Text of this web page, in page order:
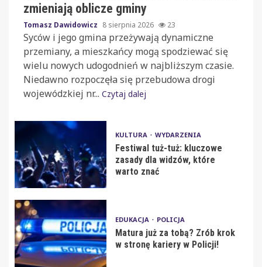
zmieniają oblicze gminy
Tomasz Dawidowicz 8 sierpnia 2026 23
Syców i jego gmina przeżywają dynamiczne
przemiany, a mieszkańcy mogą spodziewać się
wielu nowych udogodnień w najbliższym czasie.
Niedawno rozpoczęła się przebudowa drogi
wojewódzkiej nr... Czytaj dalej
KULTURA WYDARZENIA
Festiwal tuż-tuż: kluczowe
zasady dla widzów, które
warto znać
EDUKACJA POLICJA
Matura już za tobą? Zrób krok
w stronę kariery w Policji!